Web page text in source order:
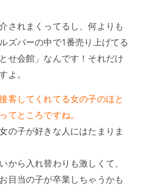
されまくってるし、何よりも
ズバーの中で1番売り上げてる
せ会館」なんです！それだけ
よ。
客してくれてる女の子のほと
てところですね。
の子が好きな人にはたまりま
から入れ替わりも激しくて、
目当の子が卒業しちゃうかも